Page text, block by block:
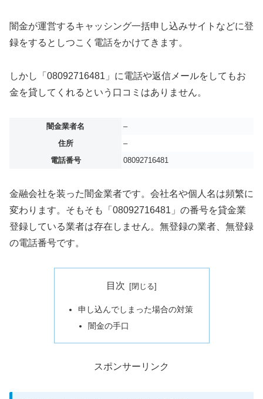
闇金が運営するキャッシング一括申し込みサイトなどに登
録をするとしつこく電話をかけてきます。
しかし「08092716481」に電話や返信メールをしてもお
金を貸してくれるという口コミはありません。
闇金業者名
–
住所
–
電話番号
08092716481
金融会社を装った闇金業者です。会社名や個人名は頻繁に
変わります。そもそも「08092716481」の番号を貸金業
登録している業者は存在しません。無登録の業者、無登録
の電話番号です。
目次
申し込んでしまった場合の対策
闇金の手口
スポンサーリンク